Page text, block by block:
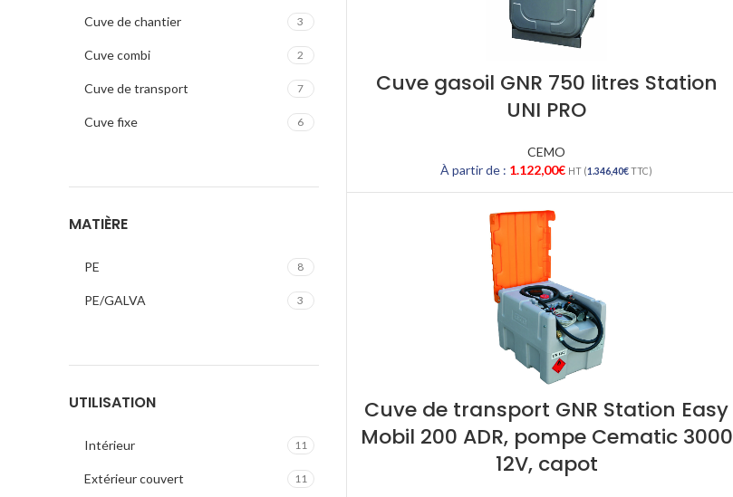
Cuve de chantier 3
Cuve combi 2
Cuve de transport 7
Cuve fixe 6
MATIÈRE
PE 8
PE/GALVA 3
UTILISATION
Intérieur 11
Extérieur couvert 11
Cuve gasoil GNR 750 litres Station
UNI PRO
CEMO
À partir de : 1.122,00€ HT (1.346,40€TTC)
Cuve de transport GNR Station Easy
Mobil 200 ADR, pompe Cematic 3000
12V, capot